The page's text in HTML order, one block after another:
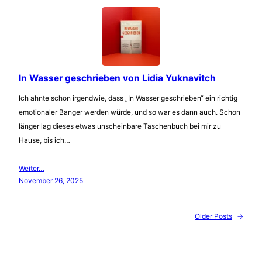
In Wasser geschrieben von Lidia Yuknavitch
Ich ahnte schon irgendwie, dass „In Wasser geschrieben“ ein richtig
emotionaler Banger werden würde, und so war es dann auch. Schon
länger lag dieses etwas unscheinbare Taschenbuch bei mir zu
Hause, bis ich…
Weiter…
November 26, 2025
Older Posts →